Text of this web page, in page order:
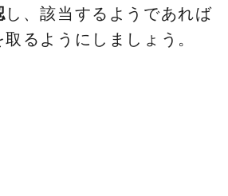
し、該当するようであれば
るようにしましょう。